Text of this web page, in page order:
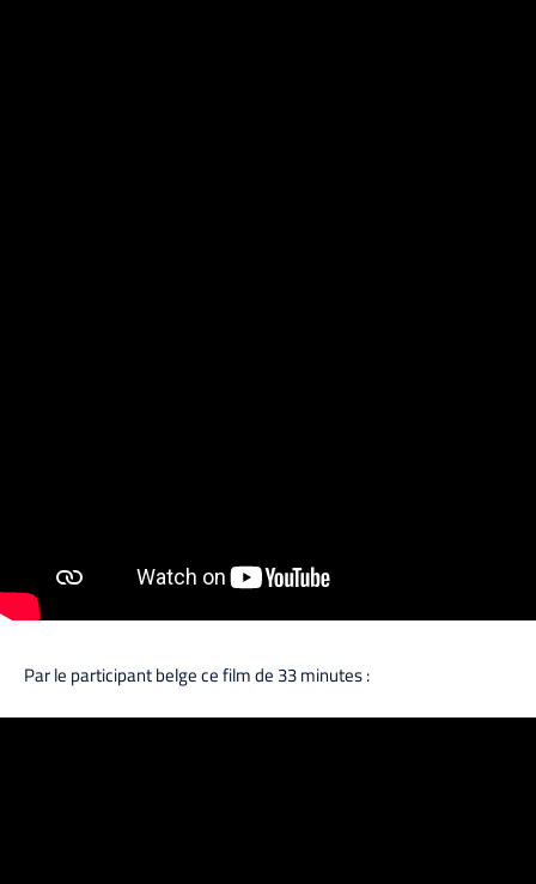
Par le participant belge ce film de 33 minutes :